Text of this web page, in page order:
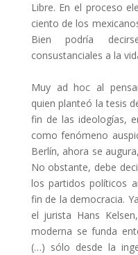
Libre. En el proceso
ciento de los
Bien podría
consustanciales a la
Muy ad hoc al
quien planteó la tesis
fin de las ideologías,
como fenómeno
Berlín, ahora se
No obstante, debe
los partidos políticos
fin de la democracia.
el jurista Hans
moderna se funda
(…) sólo desde la